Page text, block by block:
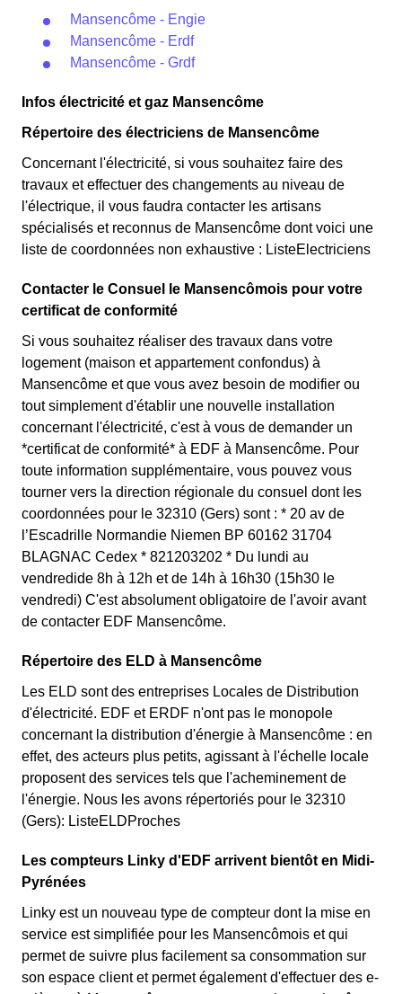
Mansencôme - Engie
Mansencôme - Erdf
Mansencôme - Grdf
Infos électricité et gaz Mansencôme
Répertoire des électriciens de Mansencôme
Concernant l'électricité, si vous souhaitez faire des
travaux et effectuer des changements au niveau de
l'électrique, il vous faudra contacter les artisans
spécialisés et reconnus de Mansencôme dont voici une
liste de coordonnées non exhaustive : ListeElectriciens
Contacter le Consuel le Mansencômois pour votre
certificat de conformité
Si vous souhaitez réaliser des travaux dans votre
logement (maison et appartement confondus) à
Mansencôme et que vous avez besoin de modifier ou
tout simplement d'établir une nouvelle installation
concernant l'électricité, c'est à vous de demander un
*certificat de conformité* à EDF à Mansencôme. Pour
toute information supplémentaire, vous pouvez vous
tourner vers la direction régionale du consuel dont les
coordonnées pour le 32310 (Gers) sont : * 20 av de
l’Escadrille Normandie Niemen BP 60162 31704
BLAGNAC Cedex * 821203202 * Du lundi au
vendredide 8h à 12h et de 14h à 16h30 (15h30 le
vendredi) C'est absolument obligatoire de l'avoir avant
de contacter EDF Mansencôme.
Répertoire des ELD à Mansencôme
Les ELD sont des entreprises Locales de Distribution
d'électricité. EDF et ERDF n'ont pas le monopole
concernant la distribution d'énergie à Mansencôme : en
effet, des acteurs plus petits, agissant à l'échelle locale
proposent des services tels que l'acheminement de
l'énergie. Nous les avons répertoriés pour le 32310
(Gers): ListeELDProches
Les compteurs Linky d'EDF arrivent bientôt en Midi-
Pyrénées
Linky est un nouveau type de compteur dont la mise en
service est simplifiée pour les Mansencômois et qui
permet de suivre plus facilement sa consommation sur
son espace client et permet également d'effectuer des e-